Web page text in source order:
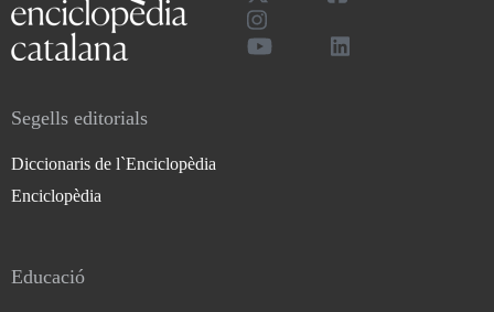
Segells editorials
Diccionaris de l`Enciclopèdia
Enciclopèdia
Educació